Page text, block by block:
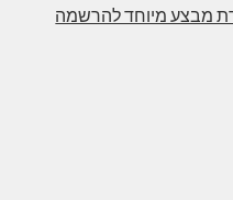
מבצע מיוחד להרשמה